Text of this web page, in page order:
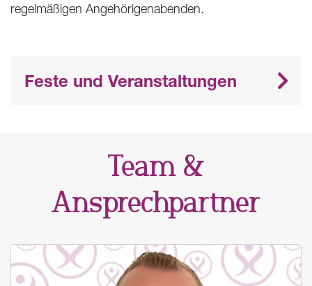
regelmäßigen Angehörigenabenden.
Feste und Veranstaltungen
Team &
Ansprechpartner